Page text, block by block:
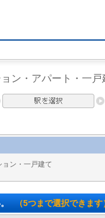
ン・アパート・一戸
ン・一戸建て
（5つまで選択できます